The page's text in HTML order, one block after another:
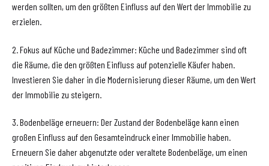
werden sollten, um den größten Einfluss auf den Wert der Immobilie zu
erzielen.
2. Fokus auf Küche und Badezimmer: Küche und Badezimmer sind oft
die Räume, die den größten Einfluss auf potenzielle Käufer haben.
Investieren Sie daher in die Modernisierung dieser Räume, um den Wert
der Immobilie zu steigern.
3. Bodenbeläge erneuern: Der Zustand der Bodenbeläge kann einen
großen Einfluss auf den Gesamteindruck einer Immobilie haben.
Erneuern Sie daher abgenutzte oder veraltete Bodenbeläge, um einen